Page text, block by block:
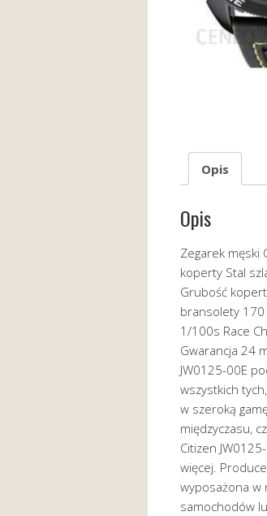
Opis
Opis
Zegarek męski
koperty Stal
Grubość
bransolety 170
1/100s Race
Gwarancja 24
JW0125-00E
wszystkich
w szeroką
międzyczasu,
Citizen
więcej.
wyposażona w
samochodów